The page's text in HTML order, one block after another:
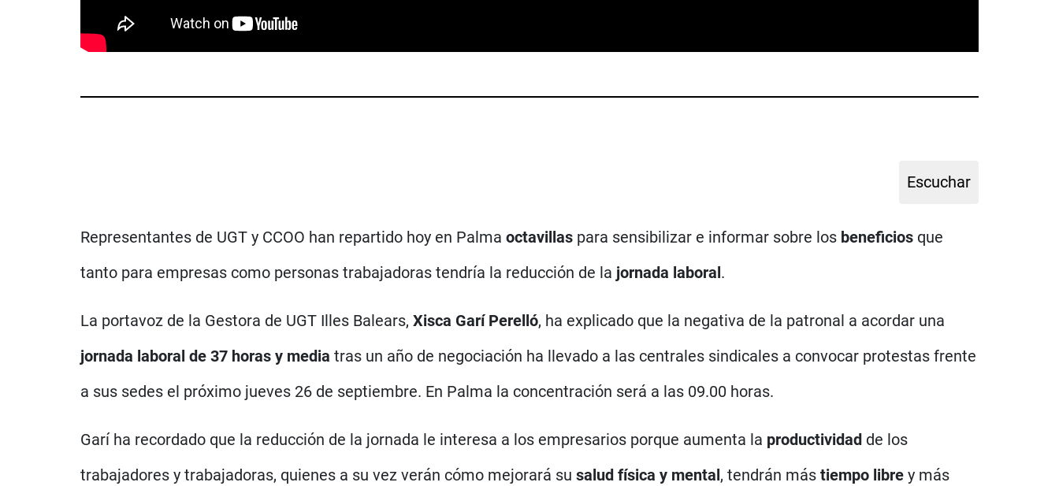
Representantes de UGT y CCOO han repartido hoy en Palma octavillas para sensibilizar e informar sobre los beneficios que
tanto para empresas como personas trabajadoras tendría la reducción de la jornada laboral.
La portavoz de la Gestora de UGT Illes Balears, Xisca Garí Perelló, ha explicado que la negativa de la patronal a acordar una
jornada laboral de 37 horas y media tras un año de negociación ha llevado a las centrales sindicales a convocar protestas frente
a sus sedes el próximo jueves 26 de septiembre. En Palma la concentración será a las 09.00 horas.
Garí ha recordado que la reducción de la jornada le interesa a los empresarios porque aumenta la productividad de los
trabajadores y trabajadoras, quienes a su vez verán cómo mejorará su salud física y mental, tendrán más tiempo libre y más